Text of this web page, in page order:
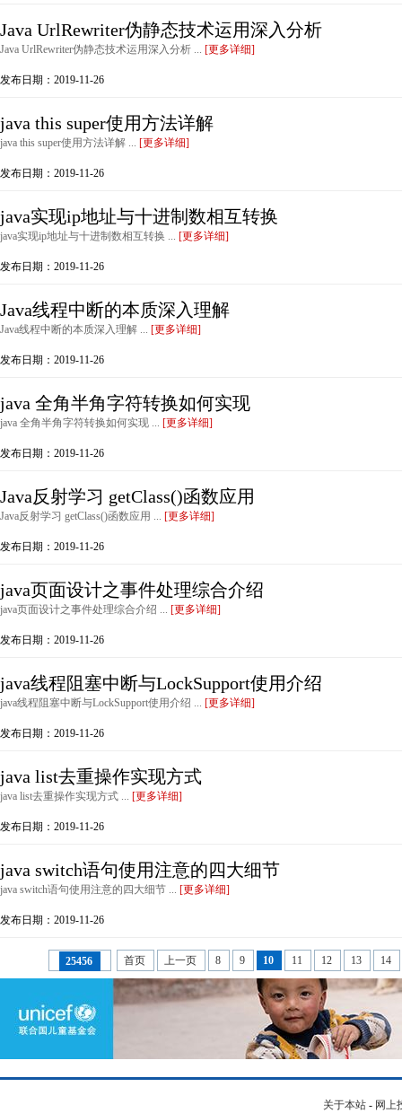
Java UrlRewriter伪静态技术运用深入分析
Java UrlRewriter伪静态技术运用深入分析 ... [更多详细]
发布日期：2019-11-26
java this super使用方法详解
java this super使用方法详解 ... [更多详细]
发布日期：2019-11-26
java实现ip地址与十进制数相互转换
java实现ip地址与十进制数相互转换 ... [更多详细]
发布日期：2019-11-26
Java线程中断的本质深入理解
Java线程中断的本质深入理解 ... [更多详细]
发布日期：2019-11-26
java 全角半角字符转换如何实现
java 全角半角字符转换如何实现 ... [更多详细]
发布日期：2019-11-26
Java反射学习 getClass()函数应用
Java反射学习 getClass()函数应用 ... [更多详细]
发布日期：2019-11-26
java页面设计之事件处理综合介绍
java页面设计之事件处理综合介绍 ... [更多详细]
发布日期：2019-11-26
java线程阻塞中断与LockSupport使用介绍
java线程阻塞中断与LockSupport使用介绍 ... [更多详细]
发布日期：2019-11-26
java list去重操作实现方式
java list去重操作实现方式 ... [更多详细]
发布日期：2019-11-26
java switch语句使用注意的四大细节
java switch语句使用注意的四大细节 ... [更多详细]
发布日期：2019-11-26
25456 首页 上一页 8 9 10 11 12 13 14
关于本站 - 网上